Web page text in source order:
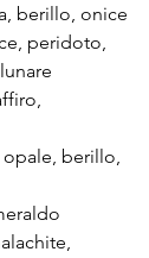
berillo, onice
peridoto,
opale, berillo,